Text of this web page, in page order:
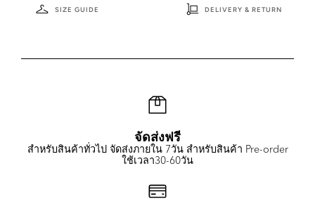
SIZE GUIDE DELIVERY & RETURN
จัดส่งฟรี
สำหรับสินค้าทั่วไป จัดส่งภายใน 7วัน สำหรับสินค้า Pre-order
ใช้เวลา30-60วัน